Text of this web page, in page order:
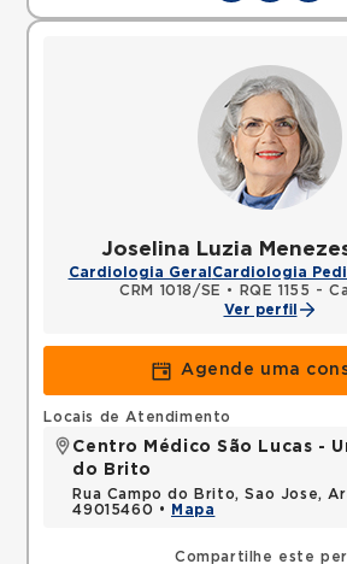
Joselina Luzia
Cardiologia Geral Cardiologia
CRM 1018/SE •
RQE 1155 -
Ver perfil
Agende uma
Compartilhe este
Locais de Atendimento
Centro Médico São Lucas -
do Brito
Rua Campo do Brito, Sao Jose,
49015460 •
Mapa